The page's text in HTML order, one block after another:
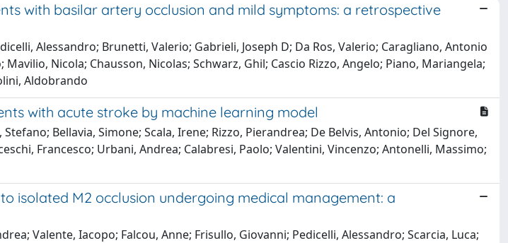
with basilar artery occlusion and mild symptoms: a retrospective
Alessandro; Brunetti, Valerio; Gabrieli, Joseph D; Da Ros, Valerio; Caragliano, Antonio
Nicola; Chausson, Nicolas; Schwarz, Ghil; Cascio Rizzo, Angelo; Piano, Mariangela;
Aldobrando
with acute stroke by machine learning model
Bellavia, Simone; Scala, Irene; Rizzo, Pierandrea; De Belvis, Antonio; Del Signore,
Francesco; Urbani, Andrea; Calabresi, Paolo; Valentini, Vincenzo; Antonelli, Massimo;
isolated M2 occlusion undergoing medical management: a
Valente, Iacopo; Falcou, Anne; Frisullo, Giovanni; Pedicelli, Alessandro; Scarcia, Luca;